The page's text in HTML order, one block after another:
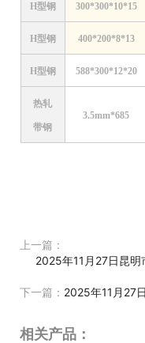
H型钢 300*300*10*15
H型钢 400*200*8*13
H型钢 588*300*12*20
热轧
带钢
3.5mm*685
上一篇：
2025年11月27日昆明
下一篇： 2025年11月27
相关产品：